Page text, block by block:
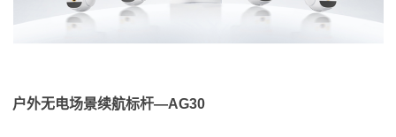
户外无电场景续航标杆—AG30